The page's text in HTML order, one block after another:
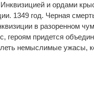
и ордами
1349 год. Черная
в разоренном
героям придется
немыслимые ужасы,